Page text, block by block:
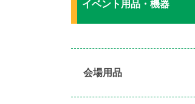
イベント用品・機器
会場用品